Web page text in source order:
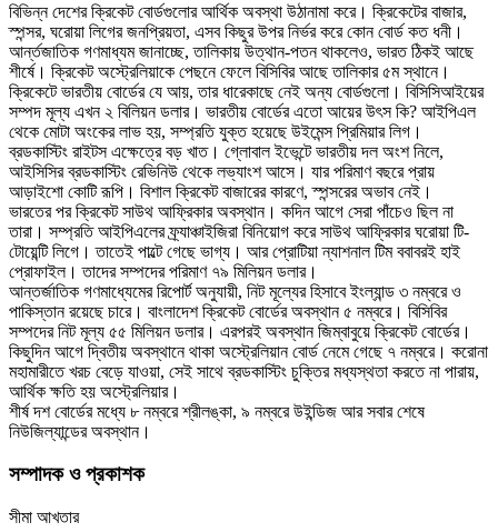
বিভিন্ন দেশের ক্রিকেট বোর্ডগুলোর আর্থিক অবস্থা উঠানামা করে। ক্রিকেটের বাজার,
স্পন্সর, ঘরোয়া লিগের জনপ্রিয়তা, এসব কিছুর উপর নির্ভর করে কোন বোর্ড কত ধনী।
আর্ন্তজাতিক গণমাধ্যম জানাচ্ছে, তালিকায় উত্থান-পতন থাকলেও, ভারত ঠিকই আছে
শীর্ষে। ক্রিকেট অস্ট্রেলিয়াকে পেছনে ফেলে বিসিবির আছে তালিকার ৫ম স্থানে।
ক্রিকেটে ভারতীয় বোর্ডের যে আয়, তার ধারেকাছে নেই অন্য বোর্ডগুলো। বিসিসিআইয়ের
সম্পদ মূল্য এখন ২ বিলিয়ন ডলার। ভারতীয় বোর্ডের এতো আয়ের উৎস কি? আইপিএল
থেকে মোটা অংকের লাভ হয়, সম্প্রতি যুক্ত হয়েছে উইমেন্স প্রিমিয়ার লিগ।
ব্রডকাস্টিং রাইটস এক্ষেত্রে বড় খাত। গ্লোবাল ইভেন্টে ভারতীয় দল অংশ নিলে,
আইসিসির ব্রডকাস্টিং রেভিনিউ থেকে লভ্যাংশ আসে। যার পরিমাণ বছরে প্রায়
আড়াইশো কোটি রূপি। বিশাল ক্রিকেট বাজারের কারণে, স্পন্সরের অভাব নেই।
ভারতের পর ক্রিকেট সাউথ আফ্রিকার অবস্থান। কদিন আগে সেরা পাঁচেও ছিল না
তারা। সম্প্রতি আইপিএলের ফ্র্যাঞ্চাইজিরা বিনিয়োগ করে সাউথ আফ্রিকার ঘরোয়া টি-
টোয়েন্টি লিগে। তাতেই পাল্টে গেছে ভাগ্য। আর প্রোটিয়া ন্যাশনাল টিম ববাবরই হাই
প্রোফাইল। তাদের সম্পদের পরিমাণ ৭৯ মিলিয়ন ডলার।
আন্তর্জাতিক গণমাধ্যেমের রিপোর্ট অনুযায়ী, নিট মূল্যের হিসাবে ইংল্যান্ড ৩ নম্বরে ও
পাকিস্তান রয়েছে চারে। বাংলাদেশ ক্রিকেট বোর্ডের অবস্থান ৫ নম্বরে। বিসিবির
সম্পদের নিট মূল্য ৫৫ মিলিয়ন ডলার। এরপরই অবস্থান জিম্বাবুয়ে ক্রিকেট বোর্ডের।
কিছুদিন আগে দ্বিতীয় অবস্থানে থাকা অস্ট্রেলিয়ান বোর্ড নেমে গেছে ৭ নম্বরে। করোনা
মহামারীতে খরচ বেড়ে যাওয়া, সেই সাথে ব্রডকাস্টিং চুক্তির মধ্যস্থতা করতে না পারায়,
আর্থিক ক্ষতি হয় অস্ট্রেলিয়ার।
শীর্ষ দশ বোর্ডের মধ্যে ৮ নম্বরে শ্রীলঙ্কা, ৯ নম্বরে উইন্ডিজ আর সবার শেষে
নিউজিল্যান্ডের অবস্থান।
সম্পাদক ও প্রকাশক
সীমা আখতার